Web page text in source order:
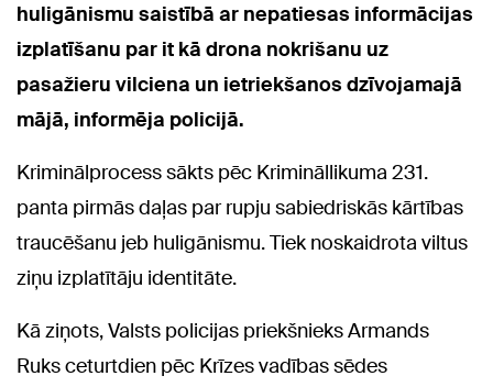
huligānismu saistībā ar nepatiesas informācijas
izplatīšanu par it kā drona nokrišanu uz
pasažieru vilciena un ietriekšanos dzīvojamajā
mājā, informēja policijā.
Kriminālprocess sākts pēc Krimināllikuma 231.
panta pirmās daļas par rupju sabiedriskās kārtības
traucēšanu jeb huligānismu. Tiek noskaidrota viltus
ziņu izplatītāju identitāte.
Kā ziņots, Valsts policijas priekšnieks Armands
Ruks ceturtdien pēc Krīzes vadības sēdes